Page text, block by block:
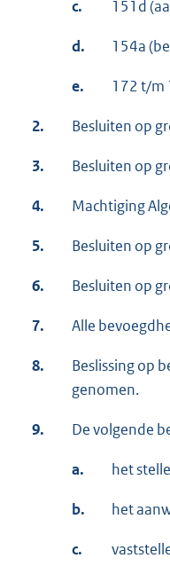
c. 151d
d. 154a
e. 172 t/m
2. Besluiten op
3. Besluiten op
4. Machtiging
5. Besluiten op
6. Besluiten op
7. Alle
8.
Beslissing op
genomen.
9. De volgende
a. het
b. het
c.